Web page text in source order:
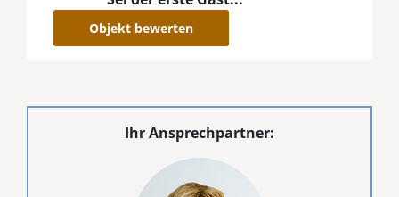
Objekt bewerten
Ihr Ansprechpartner: